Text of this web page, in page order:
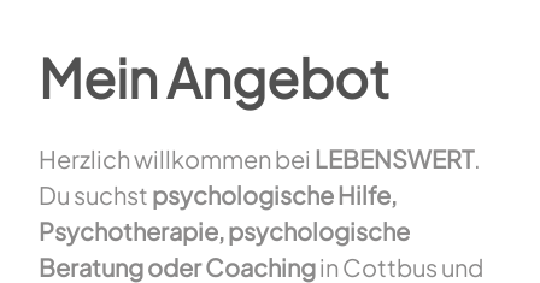
Mein Angebot
Herzlich willkommen bei LEBENSWERT.
Du suchst psychologische Hilfe,
Psychotherapie, psychologische
Beratung oder Coachingin Cottbus und